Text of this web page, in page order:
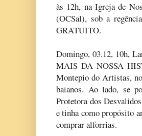
às 12h, na Igreja de
(OCSal), sob a
GRATUITO.
Domingo, 03.12, 10h,
MAIS DA NOSSA
Montepio do Artistas,
baianos. Ao lado, se
Protetora dos
e tinha como propósito
comprar alforrias.